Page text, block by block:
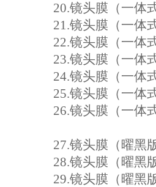
20.镜头膜（一体
21.镜头膜（一体
22.镜头膜（一体
23.镜头膜（一体
24.镜头膜（一体
25.镜头膜（一体
26.镜头膜（一体
27.镜头膜（曜黑
28.镜头膜（曜黑
29.镜头膜（曜黑